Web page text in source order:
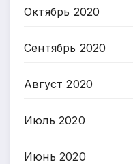
Октябрь 2020
Сентябрь 2020
Август 2020
Июль 2020
Июнь 2020